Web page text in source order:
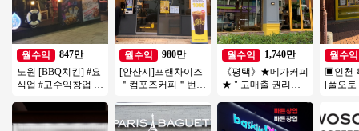
월수익
847만
노원 [BBQ치킨] #요
식업 #고수익창업 #
업 #치킨창업
월수익
980만
[안산시]프랜차이즈
＂컴포즈커피＂번오
본 / 초보 / 여성창업
월수익
1,740만
《평택》★메가커피
★ " 고매출 권리금
월수익
▣인천
[풀오
상권